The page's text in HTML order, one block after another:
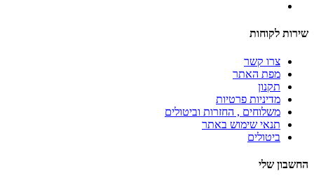
שירות לקוחות
צרו קשר
מפת האתר
תקנון
מדיניות פרטיות
משלוחים , החזרות וביטולים
תנאי שימוש באתר
ביטולים
החשבון שלי